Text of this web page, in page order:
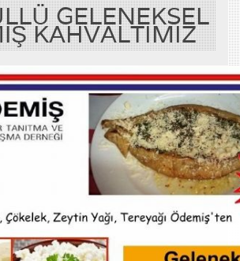
GELENEKSEL
KAHVALTIMIZ